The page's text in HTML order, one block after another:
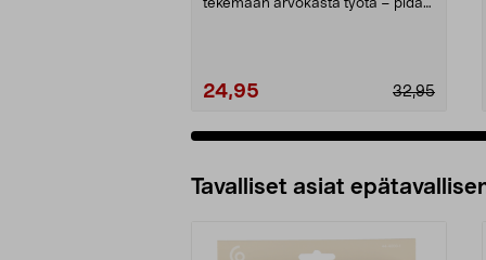
tekemään arvokasta työtä – pidä
24,95 32,95
Tavalliset asiat